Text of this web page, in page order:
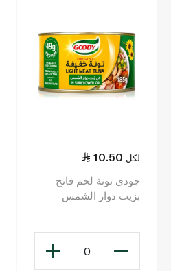
10.50 لكل
جودي تونة لحم فاتح
بزيت دوار الشمس
0